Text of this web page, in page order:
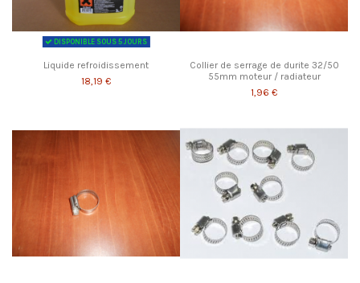
DISPONIBLE SOUS 5 JOURS
Liquide refroidissement
18,19 €
Collier de serrage de durite 32/50
55mm moteur / radiateur
1,96 €